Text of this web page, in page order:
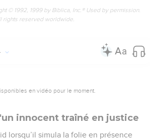
© 1992, 1999 by Biblica, Inc.® Used by permission.
rights reserved worldwide.
en vidéo pour le moment.
innocent traîné en justice
lorsqu’il simula la folie en présence